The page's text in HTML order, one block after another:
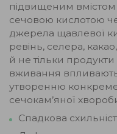
підвищеним вмістом
сечовою кислотою
джерела щавлевої
ревінь, селера,
й не тільки
вживання
утворенню
сечокам’яної
Спадкова